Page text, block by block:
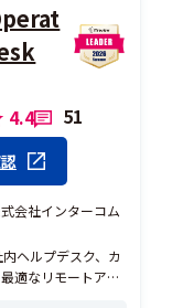
4.4 51
会社インターコム
ヘルプデスク、カ
適なリモートアク